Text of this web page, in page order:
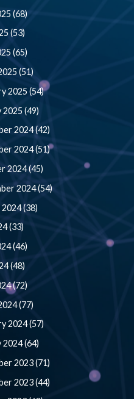
(68)
(53)
(65)
(51)
2025 (54)
2025 (49)
2024 (42)
2024 (51)
2024 (45)
2024 (54)
(38)
(33)
(46)
(48)
(72)
(77)
2024 (57)
2024 (64)
2023 (71)
2023 (44)